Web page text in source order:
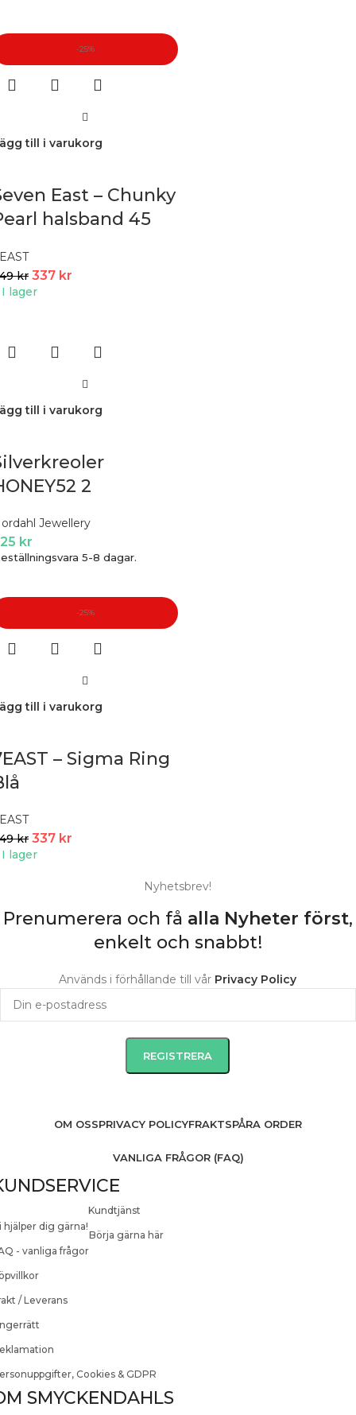
-25%
till i varukorg
East – Chunky
halsband 45
kr 337 kr
I lager
till i varukorg
2
Jewellery
kr
5-8 dagar.
-25%
till i varukorg
– Sigma Ring
kr 337 kr
I lager
Nyhetsbrev!
Prenumerera och få alla Nyheter först,
enkelt och snabbt!
Används i förhållande till vår Privacy Policy
OM OSSPRIVACY POLICYFRAKTSPÅRA ORDER
VANLIGA FRÅGOR (FAQ)
hjälper dig gärna!
Kundtjänst
- vanliga frågor
Börja gärna här
/ Leverans
Cookies & GDPR
SMYCKENDAHLS